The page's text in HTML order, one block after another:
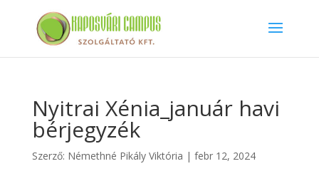
Nyitrai Xénia_január havi
bérjegyzék
Szerző: Némethné Pikály Viktória | febr 12, 2024